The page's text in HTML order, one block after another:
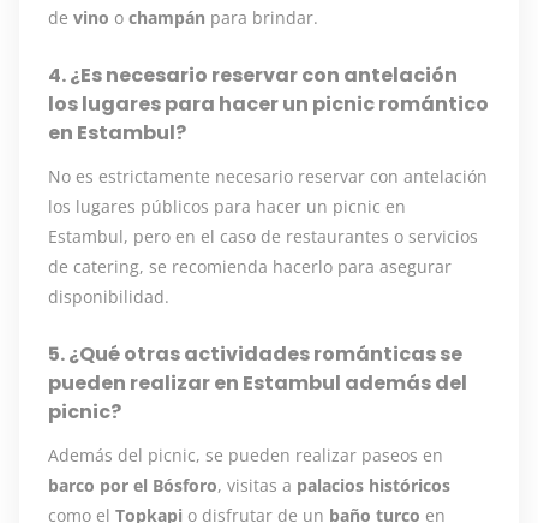
de vino o champán para brindar.
4. ¿Es necesario reservar con antelación
los lugares para hacer un picnic romántico
en Estambul?
No es estrictamente necesario reservar con antelación
los lugares públicos para hacer un picnic en
Estambul, pero en el caso de restaurantes o servicios
de catering, se recomienda hacerlo para asegurar
disponibilidad.
5. ¿Qué otras actividades románticas se
pueden realizar en Estambul además del
picnic?
Además del picnic, se pueden realizar paseos en
barco por el Bósforo, visitas a palacios históricos
como el Topkapi o disfrutar de un baño turco en